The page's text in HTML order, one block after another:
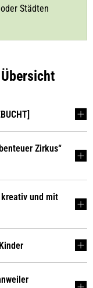
Städten
Zirkus“
und mit